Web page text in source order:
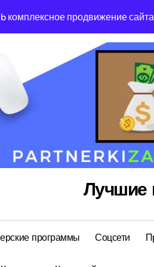
комплексное продвижение сайта
Лучшие
программы Соцсети